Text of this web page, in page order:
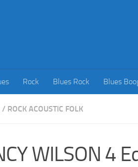
Rock Blues Rock Blues
/ ROCK ACOUSTIC FOLK
WILSON 4